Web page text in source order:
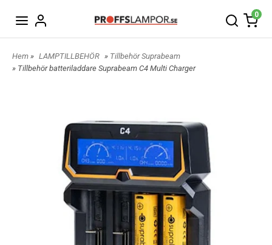
0
Hem » LAMPTILLBEHÖR » Tillbehör Suprabeam
» Tillbehör batteriladdare Suprabeam C4 Multi Charger